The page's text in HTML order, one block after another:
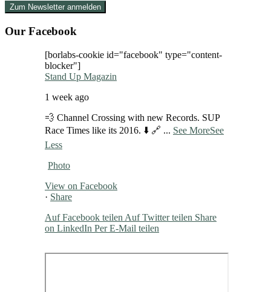
Our Facebook
[borlabs-cookie id="facebook" type="content-
blocker"]
Stand Up Magazin
1 week ago
💨 Channel Crossing with new Records. SUP
Race Times like its 2016. ⬇️ 🔗 ... See MoreSee
Less
Photo
View on Facebook
· Share
Auf Facebook teilen Auf Twitter teilen Share
on LinkedIn Per E-Mail teilen